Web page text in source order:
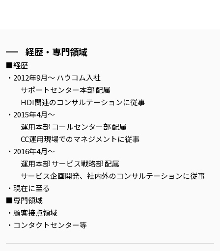
経歴・専門領域
■経歴
・2012年9月～ ハウコム入社
サポートセンター本部 配属
HDI関連のコンサルテーションに従事
・2015年4月～
運用本部 コールセンター部 配属
CC運用現場でのマネジメントに従事
・2016年4月～
運用本部 サービス戦略部 配属
サービス企画開発、社内外のコンサルテーションに従事
・現在に至る
■専門領域
・顧客接点領域
・コンタクトセンター等